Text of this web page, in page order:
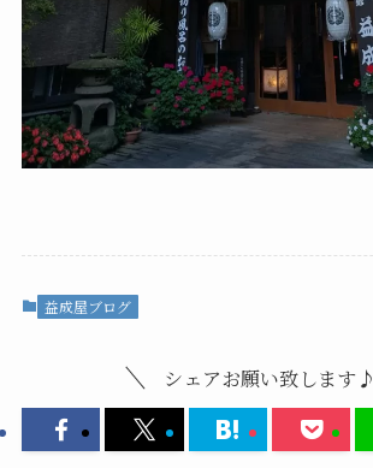
益成屋ブログ
シェアお願い致します♪